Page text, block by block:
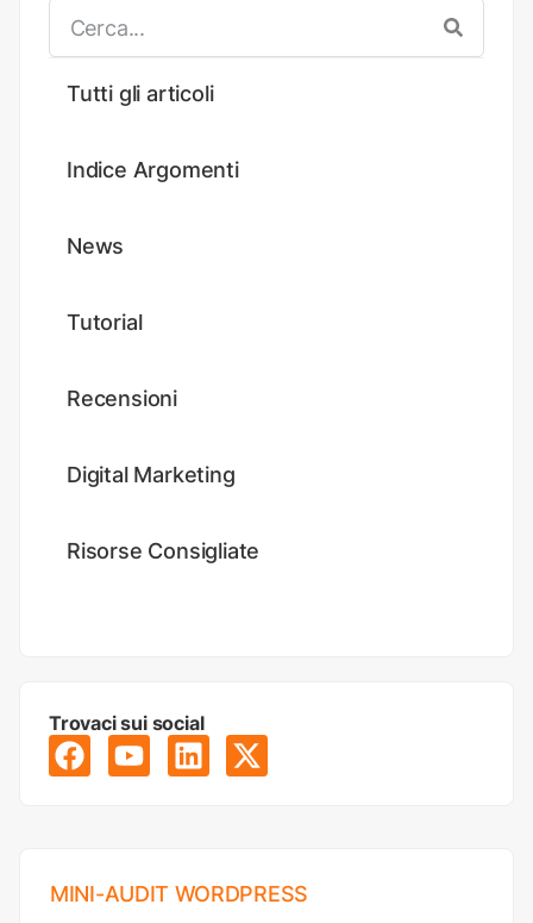
Tutti gli articoli
Indice Argomenti
News
Tutorial
Recensioni
Digital Marketing
Risorse Consigliate
Trovaci sui social
MINI-AUDIT WORDPRESS